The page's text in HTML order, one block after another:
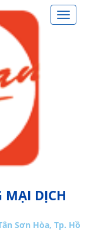
Toggle
MẠI DỊCH
Sơn Hòa, Tp. Hồ